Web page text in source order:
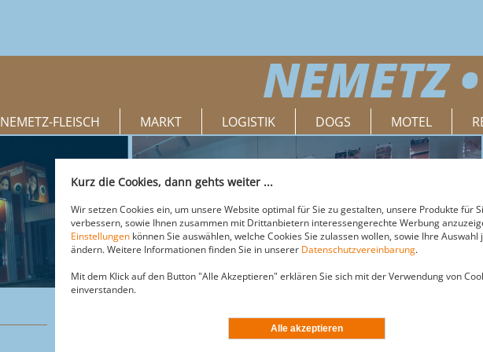
NEMETZ
NEMETZ-FLEISCH MARKT LOGISTIK DOGS MOTEL
Herzlich Willkommen im NEMETZ-
NEMETZ-MARKT - DER ORT, AN DEM FLEISCHEINKAUF ZUM
Kurz die Cookies, dann gehts weiter ...
Wir setzen Cookies ein, um unsere Website optimal für Sie zu gestalten, unsere Produkte für
verbessern, sowie Ihnen zusammen mit Drittanbietern interessengerechte Werbung
Einstellungen können Sie auswählen, welche Cookies Sie zulassen wollen, sowie Ihre Auswahl
ändern. Weitere Informationen finden Sie in unserer Datenschutzvereinbarung.
Mit dem Klick auf den Button "Alle Akzeptieren" erklären Sie sich mit der Verwendung von
einverstanden.